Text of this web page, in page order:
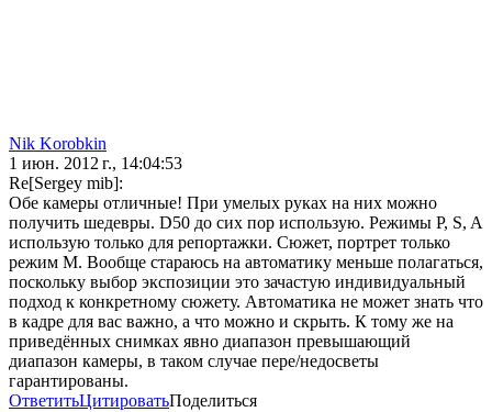
Nik Korobkin
1 июн. 2012 г., 14:04:53
Re[Sergey mib]:
Обе камеры отличные! При умелых руках на них можно
получить шедевры. D50 до сих пор использую. Режимы P, S, A
использую только для репортажки. Сюжет, портрет только
режим M. Вообще стараюсь на автоматику меньше полагаться,
поскольку выбор экспозиции это зачастую индивидуальный
подход к конкретному сюжету. Автоматика не может знать что
в кадре для вас важно, а что можно и скрыть. К тому же на
приведённых снимках явно диапазон превышающий
диапазон камеры, в таком случае пере/недосветы
гарантированы.
ОтветитьЦитироватьПоделиться